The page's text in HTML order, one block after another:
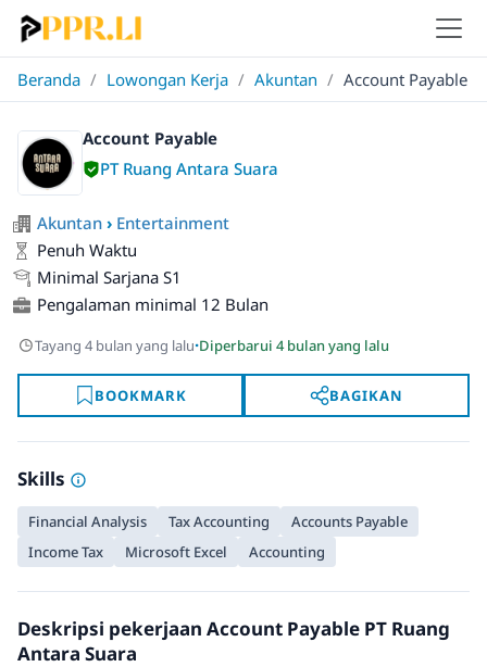
Beranda / Lowongan Kerja / Akuntan / Account Payable
Account Payable
PT Ruang Antara Suara
Akuntan › Entertainment
Penuh Waktu
Minimal Sarjana S1
Pengalaman minimal 12 Bulan
Tayang 4 bulan yang lalu·Diperbarui 4 bulan yang lalu
BOOKMARK BAGIKAN
Skills
Financial Analysis Tax Accounting
Accounts Payable
Income Tax
Microsoft Excel Accounting
Deskripsi pekerjaan Account Payable PT Ruang
Antara Suara